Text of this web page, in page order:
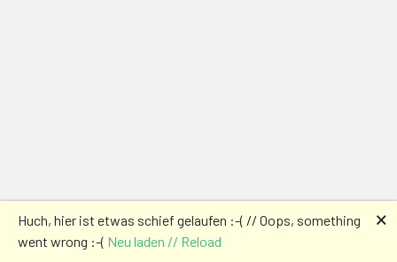
Huch, hier ist etwas schief gelaufen :-( // Oops, something
went wrong :-( Neu laden // Reload
🗙